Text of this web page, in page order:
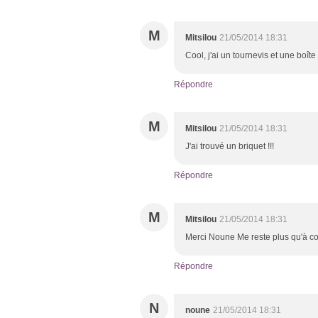
M Mitsilou 21/05/2014 18:31
Cool, j'ai un tournevis et une boîte
Répondre
M Mitsilou 21/05/2014 18:31
J'ai trouvé un briquet !!!
Répondre
M Mitsilou 21/05/2014 18:31
Merci Noune Me reste plus qu'à
Répondre
N noune 21/05/2014 18:31